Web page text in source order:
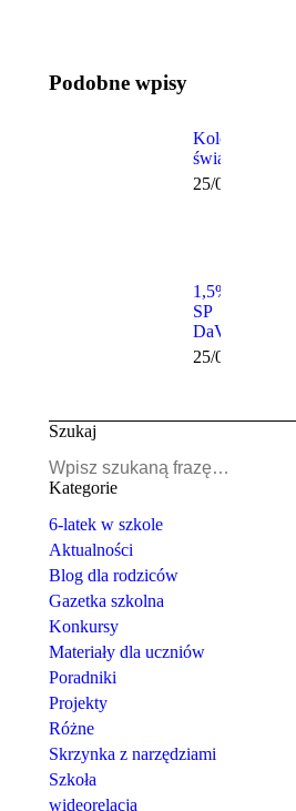
Podobne wpisy
Kolorowe
świadectwa
25/06/2025
1,5% dla
SP
DaVinci
25/02/2025
Szukaj
Szukaj:
Kategorie
6-latek w szkole
Aktualności
Blog dla rodziców
Gazetka szkolna
Konkursy
Materiały dla uczniów
Poradniki
Projekty
Różne
Skrzynka z narzędziami
Szkoła
wideorelacja